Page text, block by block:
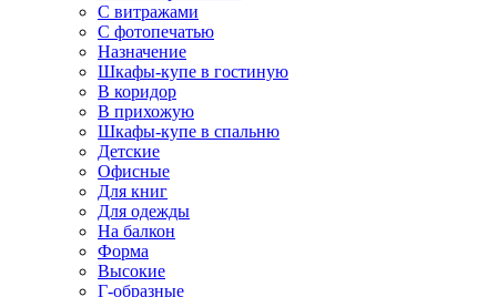
С витражами
С фотопечатью
Назначение
Шкафы-купе в гостиную
В коридор
В прихожую
Шкафы-купе в спальню
Детские
Офисные
Для книг
Для одежды
На балкон
Форма
Высокие
Г-образные